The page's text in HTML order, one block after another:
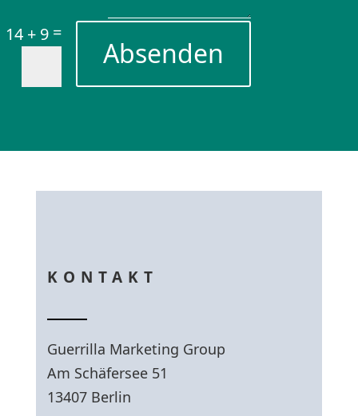
14 + 9=
Absenden
KONTAKT
Guerrilla Marketing Group
Am Schäfersee 51
13407 Berlin